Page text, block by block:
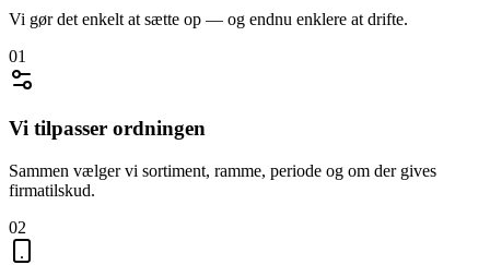
Vi gør det enkelt at sætte op — og endnu enklere at drifte.
01
Vi tilpasser ordningen
Sammen vælger vi sortiment, ramme, periode og om der gives
firmatilskud.
02